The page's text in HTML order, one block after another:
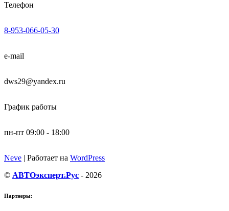
Телефон
8-953-066-05-30
e-mail
dws29@yandex.ru
График работы
пн-пт 09:00 - 18:00
Neve | Работает на WordPress
© АВТОэксперт.Рус - 2026
Партнеры: